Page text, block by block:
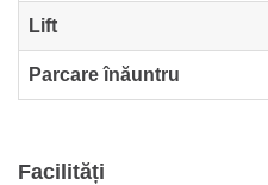
Lift
Parcare înăuntru
Facilități